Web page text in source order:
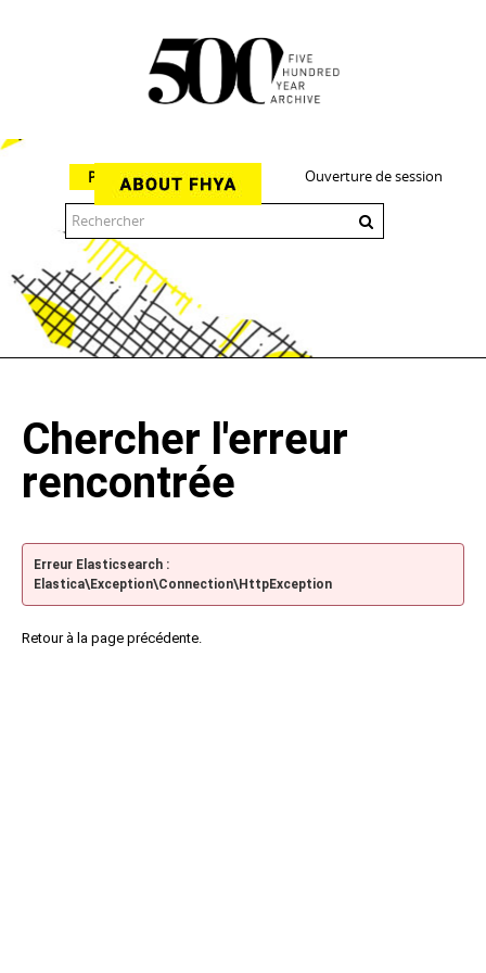
Ouverture de session
Parcourir
Chercher l'erreur
rencontrée
Erreur Elasticsearch :
Elastica\Exception\Connection\HttpException
Retour à la page précédente.